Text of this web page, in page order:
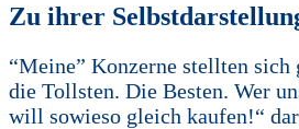
Zu ihrer
“Meine” Konzerne stellten sich
die Tollsten. Die Besten. Wer
will sowieso gleich kaufen!“